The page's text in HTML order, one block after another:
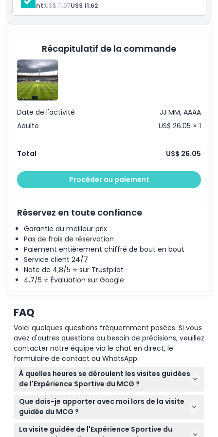
Comment s'y rendre
Politique d'annulation
Billet d'entrée
Visite guidée
Veuillez arriver 10 minutes avant le départ
Les retardataires ou absents ne sont pas éligibles à
un remboursement
Durée : Environ 75 minutes
Enfant:US$ 11.97US$ 11.62
Récapitulatif de la commande
Date de l'activité
JJ MM, AAAA
Adulte
US$ 26.05 × 1
Total US$ 26.05
Procéder au paiement
Réservez en toute confiance
Garantie du meilleur prix
Pas de frais de réservation
Paiement entièrement chiffré de bout en bout
Service client 24/7
Note de 4,8/5 ⭐ sur Trustpilot
4,7/5 ⭐ Évaluation sur Google
FAQ
Voici quelques questions fréquemment posées. Si vous
avez d'autres questions ou besoin de précisions, veuillez
contacter notre équipe via le chat en direct, le
formulaire de contact ou WhatsApp.
À quelles heures se déroulent les visites guidées
de l'Expérience Sportive du MCG ?
Les visites sont disponibles tous les jours de 10h00 à
15h00, la dernière visite débutant deux heures
avant la fermeture (sous réserve de modifications
– veuillez confirmer au moment de la réservation).
Que dois-je apporter avec moi lors de la visite
guidée du MCG ?
Portez des chaussures confortables pour marcher,
de la crème solaire (fournie par l'opérateur), ainsi
La visite guidée de l'Expérience Sportive du